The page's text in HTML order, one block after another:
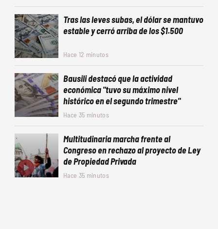
Tras las leves subas, el dólar se mantuvo
estable y cerró arriba de los $1.500
Hace 12 minutos
Bausili destacó que la actividad
económica "tuvo su máximo nivel
histórico en el segundo trimestre"
Hace 35 minutos
Multitudinaria marcha frente al
Congreso en rechazo al proyecto de Ley
de Propiedad Privada
Hace 35 minutos